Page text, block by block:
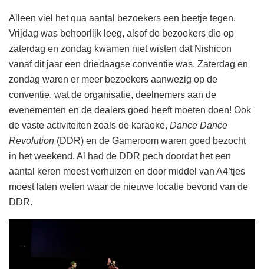
Alleen viel het qua aantal bezoekers een beetje tegen.
Vrijdag was behoorlijk leeg, alsof de bezoekers die op
zaterdag en zondag kwamen niet wisten dat Nishicon
vanaf dit jaar een driedaagse conventie was. Zaterdag en
zondag waren er meer bezoekers aanwezig op de
conventie, wat de organisatie, deelnemers aan de
evenementen en de dealers goed heeft moeten doen! Ook
de vaste activiteiten zoals de karaoke, Dance Dance
Revolution (DDR) en de Gameroom waren goed bezocht
in het weekend. Al had de DDR pech doordat het een
aantal keren moest verhuizen en door middel van A4’tjes
moest laten weten waar de nieuwe locatie bevond van de
DDR.